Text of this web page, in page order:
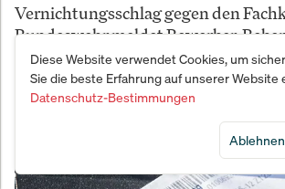
Vernichtungsschlag gegen den
Bundeswehr meldet Bewerber-
Diese Website verwendet Cookies, um
Sie die beste Erfahrung auf unserer Website
Datenschutz-Bestimmungen
Ablehnen